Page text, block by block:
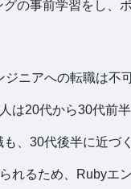
の事前学習をし、
ニアへの転職は不
は20代から30代前
、30代後半に近づ
れるため、Rubyエ